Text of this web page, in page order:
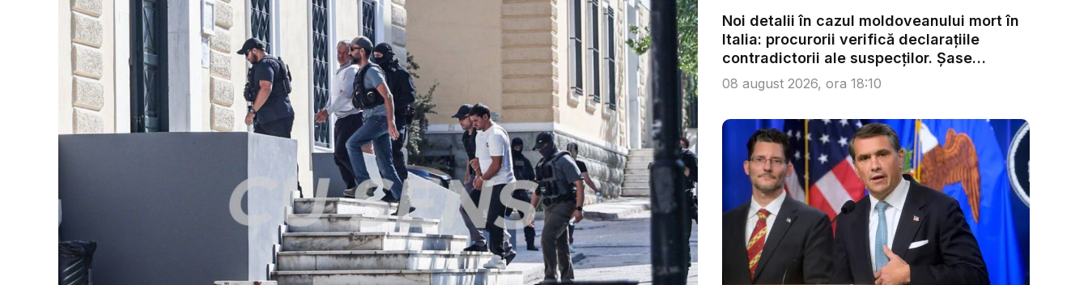
Noi detalii în cazul moldoveanului mort în
Italia: procurorii verifică declarațiile
contradictorii ale suspecților. Șase
persoa...
08 august 2026, ora 18:10